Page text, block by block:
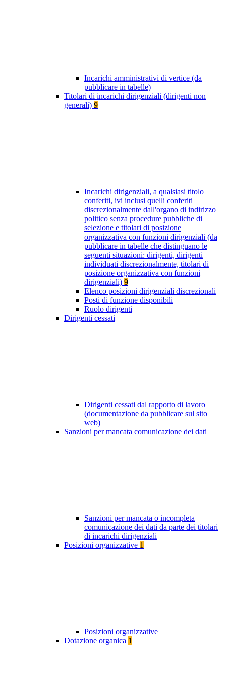
Incarichi amministrativi di vertice (da
pubblicare in tabelle)
Titolari di incarichi dirigenziali (dirigenti non
generali) 9
Incarichi dirigenziali, a qualsiasi titolo
conferiti, ivi inclusi quelli conferiti
discrezionalmente dall'organo di indirizzo
politico senza procedure pubbliche di
selezione e titolari di posizione
organizzativa con funzioni dirigenziali (da
pubblicare in tabelle che distinguano le
seguenti situazioni: dirigenti, dirigenti
individuati discrezionalmente, titolari di
posizione organizzativa con funzioni
dirigenziali) 9
Elenco posizioni dirigenziali discrezionali
Posti di funzione disponibili
Ruolo dirigenti
Dirigenti cessati
Dirigenti cessati dal rapporto di lavoro
(documentazione da pubblicare sul sito
web)
Sanzioni per mancata comunicazione dei dati
Sanzioni per mancata o incompleta
comunicazione dei dati da parte dei titolari
di incarichi dirigenziali
Posizioni organizzative 1
Posizioni organizzative
Dotazione organica 1